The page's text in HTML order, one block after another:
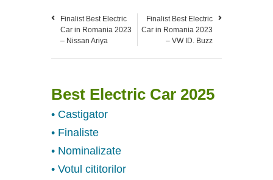
Finalist Best Electric
Car in Romania 2023
– Nissan Ariya
Finalist Best Electric
Car in Romania 2023
– VW ID. Buzz
Best Electric Car 2025
• Castigator
• Finaliste
• Nominalizate
• Votul cititorilor